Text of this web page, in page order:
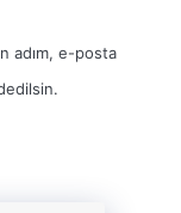
adım, e-posta